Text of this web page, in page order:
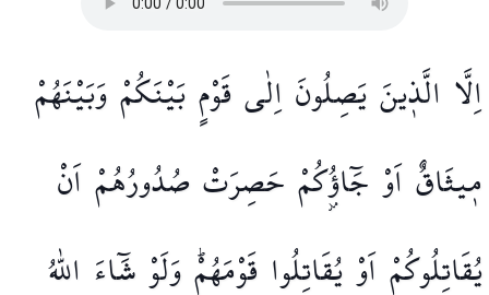
اِلَّا الَّذ۪ينَيَصِلُونَاِلٰى قَوْمٍبَيْنَكُمْوَبَيْنَهُمْ
م۪يثَاقٌاَوْ جَٓاؤُ۫كُمْ حَصِرَتْصُدُورُهُمْاَنْ
يُقَاتِلُوكُمْاَوْيُقَاتِلُوا قَوْمَهُمْۜوَلَوْشَٓاءَ اللّٰهُ